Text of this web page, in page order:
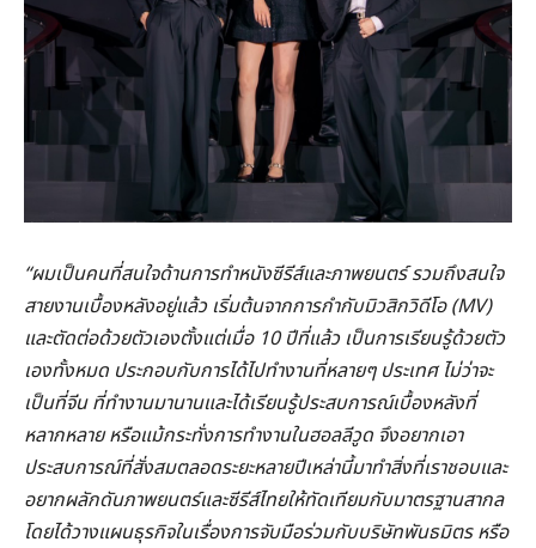
“ผมเป็นคนที่สนใจด้านการทำหนังซีรีส์และภาพยนตร์ รวมถึงสนใจ
สายงานเบื้องหลังอยู่แล้ว เริ่มต้นจากการกำกับมิวสิกวิดีโอ (MV)
และตัดต่อด้วยตัวเองตั้งแต่เมื่อ 10 ปีที่แล้ว เป็นการเรียนรู้ด้วยตัว
เองทั้งหมด ประกอบกับการได้ไปทำงานที่หลายๆ ประเทศ ไม่ว่าจะ
เป็นที่จีน ที่ทำงานมานานและได้เรียนรู้ประสบการณ์เบื้องหลังที่
หลากหลาย หรือแม้กระทั่งการทำงานในฮอลลีวูด จึงอยากเอา
ประสบการณ์ที่สั่งสมตลอดระยะหลายปีเหล่านี้มาทำสิ่งที่เราชอบและ
อยากผลักดันภาพยนตร์และซีรีส์ไทยให้ทัดเทียมกับมาตรฐานสากล
โดยได้วางแผนธุรกิจในเรื่องการจับมือร่วมกับบริษัทพันธมิตร หรือ